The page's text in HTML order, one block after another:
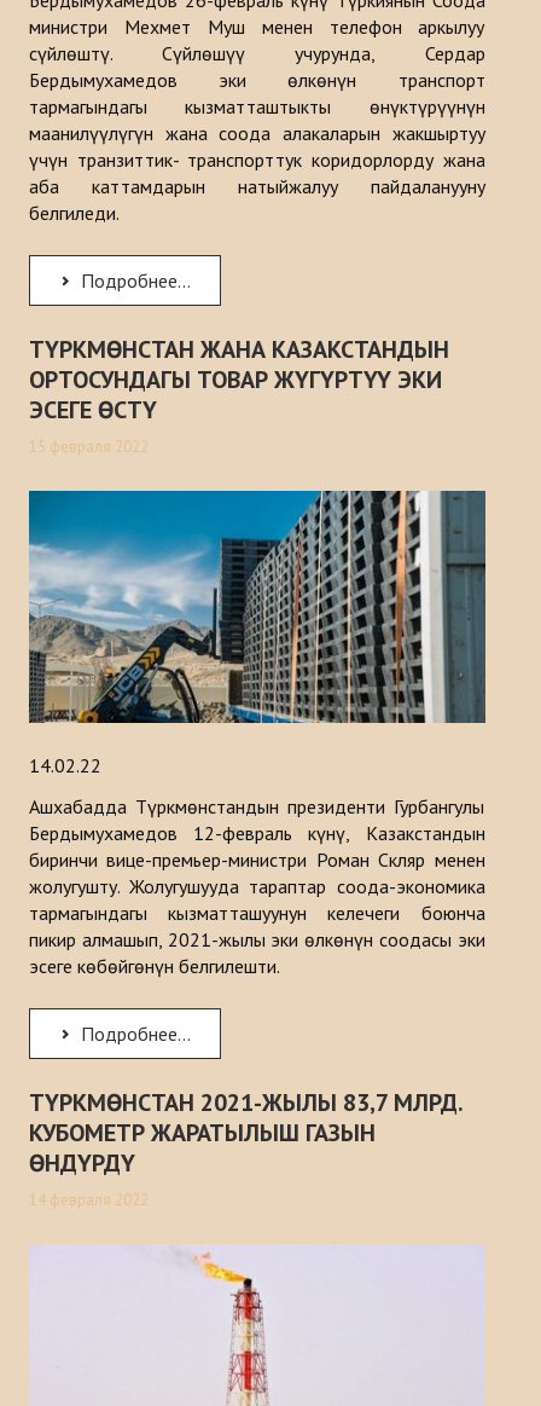
министри Мехмет Муш менен телефон аркылуу
сүйлөштү. Сүйлөшүү учурунда, Сердар
Бердымухамедов эки өлкөнүн транспорт
тармагындагы кызматташтыкты өнүктүрүүнүн
маанилүүлүгүн жана соода алакаларын жакшыртуу
үчүн транзиттик- транспорттук коридорлорду жана
аба каттамдарын натыйжалуу пайдаланууну
белгиледи.
Подробнее...
ТҮРКМӨНСТАН ЖАНА КАЗАКСТАНДЫН
ОРТОСУНДАГЫ ТОВАР ЖҮГҮРТҮҮ ЭКИ
ЭСЕГЕ ӨСТҮ
15 февраля 2022
14.02.22
Ашхабадда Түркмөнстандын президенти Гурбангулы
Бердымухамедов 12-февраль күнү, Казакстандын
биринчи вице-премьер-министри Роман Скляр менен
жолугушту. Жолугушууда тараптар соода-экономика
тармагындагы кызматташуунун келечеги боюнча
пикир алмашып, 2021-жылы эки өлкөнүн соодасы эки
эсеге көбөйгөнүн белгилешти.
Подробнее...
ТҮРКМӨНСТАН 2021-ЖЫЛЫ 83,7 МЛРД.
КУБОМЕТР ЖАРАТЫЛЫШ ГАЗЫН
ӨНДҮРДҮ
14 февраля 2022